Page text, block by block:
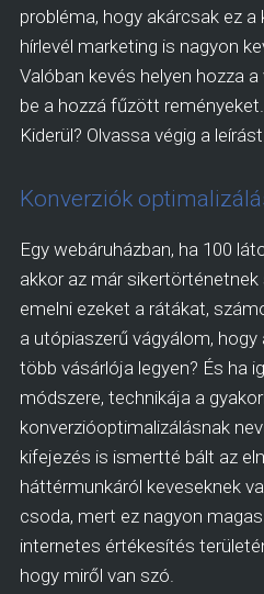
probléma, hogy akárcsak ez a
hírlevél marketing is nagyon
Valóban kevés helyen hozza
be a hozzá fűzött
Kiderül? Olvassa végig a
Konverziók
Egy webáruházban, ha 100
akkor az már
emelni ezeket a rátákat,
a utópiaszerű vágyálom,
több vásárlója legyen? És ha
módszere, technikája a
konverzióoptimalizálásnak
kifejezés is ismertté bált az
háttérmunkáról keveseknek
csoda, mert ez nagyon
internetes értékesítés
hogy miről van szó.